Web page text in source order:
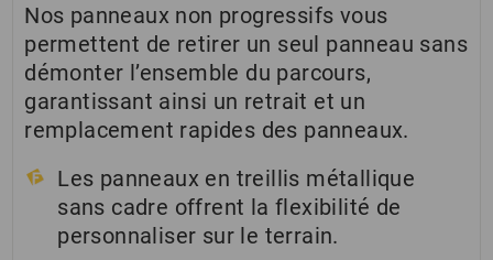
Nos panneaux non progressifs vous
permettent de retirer un seul panneau sans
démonter l’ensemble du parcours,
garantissant ainsi un retrait et un
remplacement rapides des panneaux.
Les panneaux en treillis métallique
sans cadre offrent la flexibilité de
personnaliser sur le terrain.